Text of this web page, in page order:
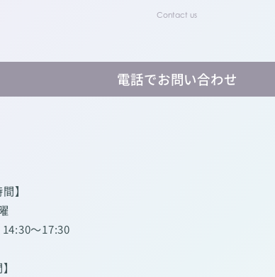
電話でお問い合わせ
】
～17:30